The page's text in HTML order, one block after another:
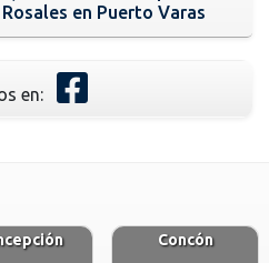
en Puerto Varas
en:
Concón